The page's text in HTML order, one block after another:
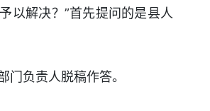
以解决？”首先提问的是县人
负责人脱稿作答。